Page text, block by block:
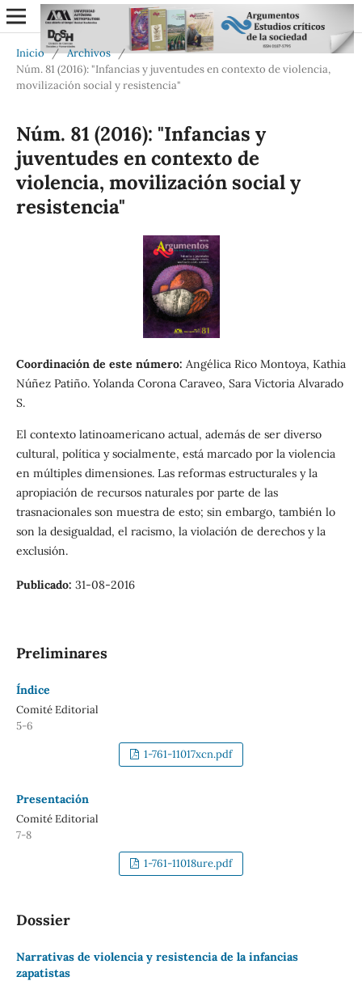
Inicio / Archivos /
Núm. 81 (2016): "Infancias y juventudes en contexto de violencia,
movilización social y resistencia"
Núm. 81 (2016): "Infancias y
juventudes en contexto de
violencia, movilización social y
resistencia"
Coordinación de este número: Angélica Rico Montoya, Kathia
Núñez Patiño. Yolanda Corona Caraveo, Sara Victoria Alvarado
S.
El contexto latinoamericano actual, además de ser diverso
cultural, política y socialmente, está marcado por la violencia
en múltiples dimensiones. Las reformas estructurales y la
apropiación de recursos naturales por parte de las
trasnacionales son muestra de esto; sin embargo, también lo
son la desigualdad, el racismo, la violación de derechos y la
exclusión.
Publicado: 31-08-2016
Preliminares
Índice
Comité Editorial
5-6
1-761-11017xcn.pdf
Presentación
Comité Editorial
7-8
1-761-11018ure.pdf
Dossier
Narrativas de violencia y resistencia de la infancias
zapatistas